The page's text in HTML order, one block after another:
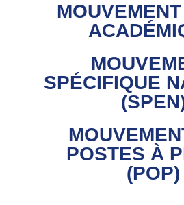
SPÉCIFIQUE
POSTES À
(POP)